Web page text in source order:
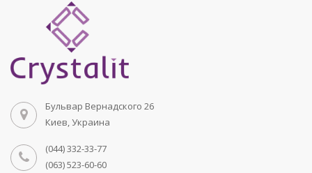
Бульвар Вернадского 26
Киев, Украина
(044) 332-33-77
(063) 523-60-60